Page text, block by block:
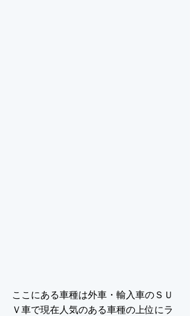
ここにある車種は外車・輸入車のＳＵ
Ｖ車で現在人気のある車種の上位にラ